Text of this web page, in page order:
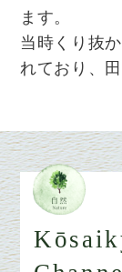
ます。
当時くり抜
れており、